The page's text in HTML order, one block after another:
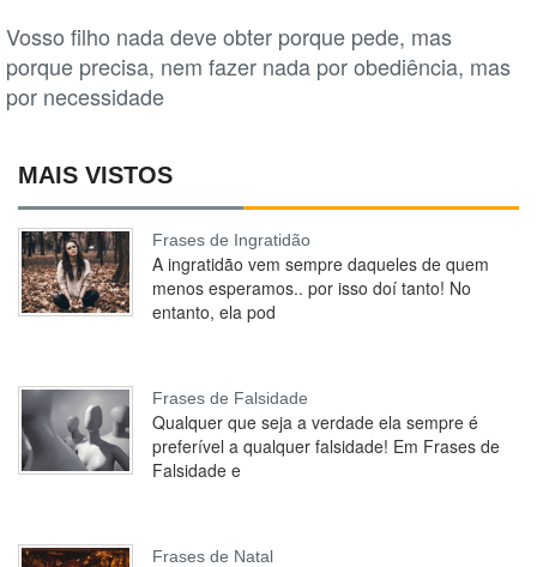
Vosso filho nada deve obter porque pede, mas
porque precisa, nem fazer nada por obediência, mas
por necessidade
MAIS VISTOS
Frases de Ingratidão
A ingratidão vem sempre daqueles de quem
menos esperamos.. por isso doí tanto! No
entanto, ela pod
Frases de Falsidade
Qualquer que seja a verdade ela sempre é
preferível a qualquer falsidade! Em Frases de
Falsidade e
Frases de Natal